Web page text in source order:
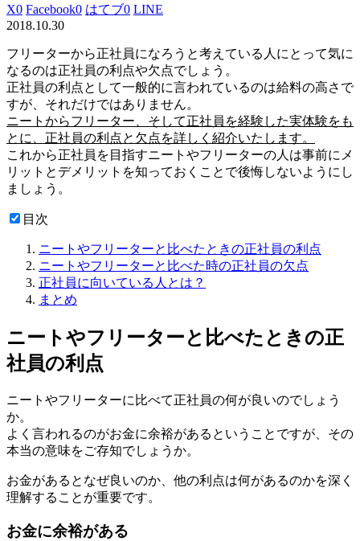
X0 Facebook0 はてブ0 LINE
2018.10.30
フリーターから正社員になろうと考えている人にとって気に
なるのは正社員の利点や欠点でしょう。
正社員の利点として一般的に言われているのは給料の高さで
すが、それだけではありません。
ニートからフリーター、そして正社員を経験した実体験をも
とに、正社員の利点と欠点を詳しく紹介いたします。
これから正社員を目指すニートやフリーターの人は事前にメ
リットとデメリットを知っておくことで後悔しないようにし
ましょう。
目次
ニートやフリーターと比べたときの正社員の利点
ニートやフリーターと比べた時の正社員の欠点
正社員に向いている人とは？
まとめ
ニートやフリーターと比べたときの正
社員の利点
ニートやフリーターに比べて正社員の何が良いのでしょう
か。
よく言われるのがお金に余裕があるということですが、その
本当の意味をご存知でしょうか。
お金があるとなぜ良いのか、他の利点は何があるのかを深く
理解することが重要です。
お金に余裕がある